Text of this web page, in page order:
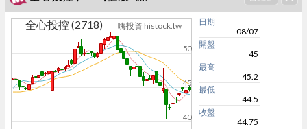
全心投控 (2718) 嗨投資 histock.tw
40
45
50
日期
08/07
開盤
45
最高
45.2
最低
44.5
收盤
44.75